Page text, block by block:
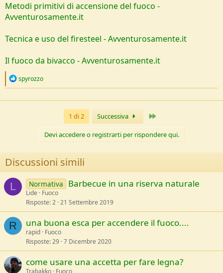
Metodi primitivi di accensione del fuoco -
Avventurosamente.it
Tecnica e uso del firesteel - Avventurosamente.it
Il fuoco da bivacco - Avventurosamente.it
R
c
spyrozzo
1 di 2 Successiva
Devi accedere o registrarti per rispondere qui.
Discussioni simili
L Normativa Barbecue in una riserva naturale
Lide
Fuoco
Risposte 2 21 Settembre 2019
R una buona esca per accendere il fuoco....
rapid Fuoco
Risposte 29 7 Dicembre 2020
come usare una accetta per fare legna?
Trabakko Fuoco